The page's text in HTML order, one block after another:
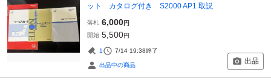
ット カタログ付き S2000 AP1 取説
落札 6,000円
開始 5,500円
1 7/14 19:38終了
出品中の商品 出品